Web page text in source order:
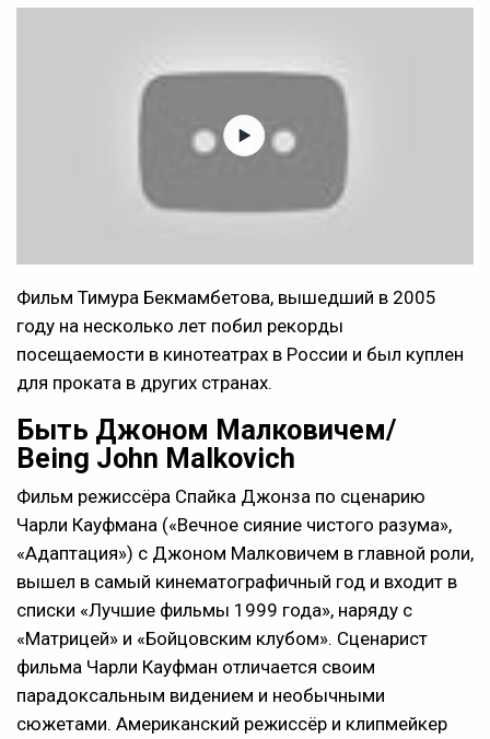
Фильм Тимура Бекмамбетова, вышедший в 2005
году на несколько лет побил рекорды
посещаемости в кинотеатрах в России и был куплен
для проката в других странах.
Быть Джоном Малковичем/
Being John Malkovich
Фильм режиссёра Спайка Джонза по сценарию
Чарли Кауфмана («Вечное сияние чистого разума»,
«Адаптация») с Джоном Малковичем в главной роли,
вышел в самый кинематографичный год и входит в
списки «Лучшие фильмы 1999 года», наряду с
«Матрицей» и «Бойцовским клубом». Сценарист
фильма Чарли Кауфман отличается своим
парадоксальным видением и необычными
сюжетами. Американский режиссёр и клипмейкер